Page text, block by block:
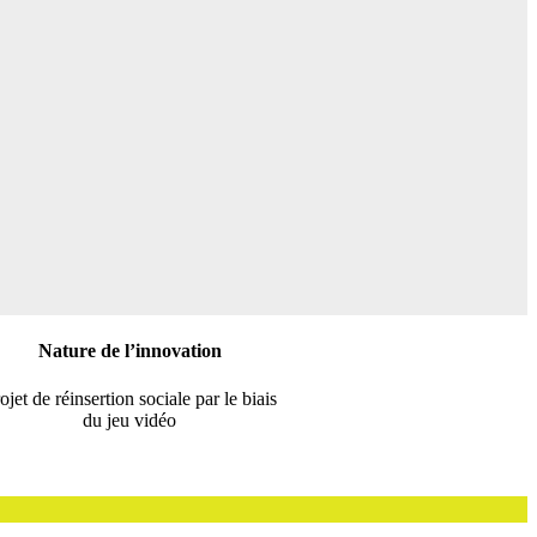
Nature de l’innovation
de réinsertion sociale par le biais
du jeu vidéo